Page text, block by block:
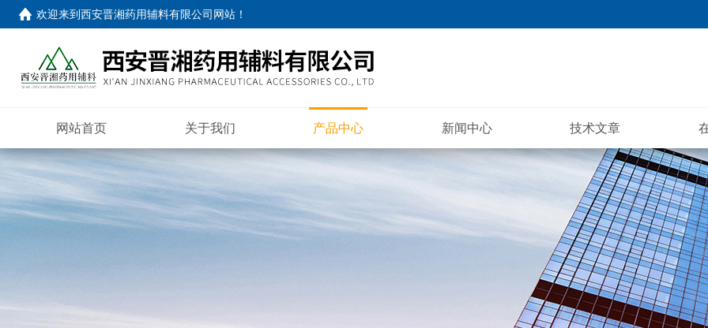
欢迎来到西安晋湘药用辅料有限公司网站 ！
网站首页 关于我们 产品中心 新闻中心 技术文章